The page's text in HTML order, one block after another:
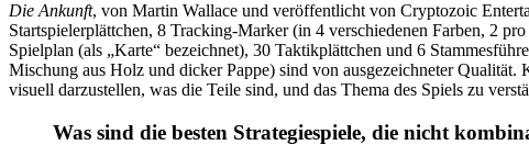
Die Ankunft, von Martin Wallace und veröffentlicht von Cryptozoic
Startspielerplättchen, 8 Tracking-Marker (in 4 verschiedenen Farben, 2
Spielplan (als „Karte“ bezeichnet), 30 Taktikplättchen und 6
Mischung aus Holz und dicker Pappe) sind von ausgezeichneter
visuell darzustellen, was die Teile sind, und das Thema des Spiels zu
Was sind die besten Strategiespiele, die nicht